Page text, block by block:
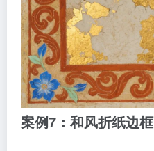
案例7：和风折纸边框